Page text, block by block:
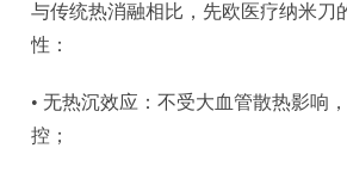
与传统热消融相比，先欧医疗纳米刀
性：
• 无热沉效应：不受大血管散热影响
控；